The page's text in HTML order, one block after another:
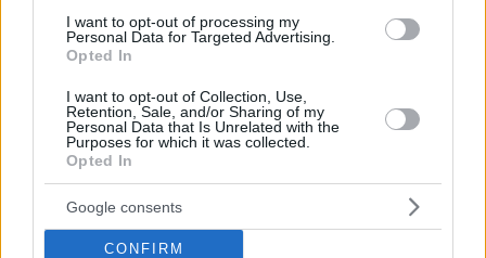
I want to opt-out of processing my
Personal Data for Targeted Advertising.
Opted In
I want to opt-out of Collection, Use,
Retention, Sale, and/or Sharing of my
Personal Data that Is Unrelated with the
Purposes for which it was collected.
Opted In
Google consents
CONFIRM
πήραν ένα ψηλό που δίπλα στον Ντόντσιτς μπορεί να
λάμψει.
Ο Γουντ είναι ένας φόργουορντ/σέντερ που σουτάρει καλά
από την περιφέρεια, αλλά ταυτόχρονα μπορεί να παίξει και
το Pick and Roll, παίρνει ριμπάουντ και μπορεί να παίξει τον
ρόλο του rim protector, με τα νούμερά του να μιλούν από
Συγκεκριμένα, την σεζόν που ολοκληρώθηκε είχε 17.9